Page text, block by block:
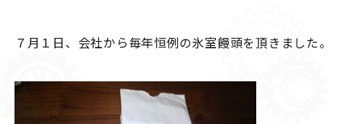
７月１日、会社から毎年恒例の氷室饅頭を頂きました。